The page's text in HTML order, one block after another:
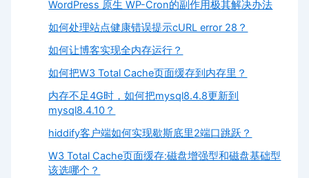
WordPress 原生 WP-Cron的副作用极其解决办法
如何处理站点健康错误提示cURL error 28？
如何让博客实现全内存运行？
如何把W3 Total Cache页面缓存到内存里？
内存不足4G时，如何把mysql8.4.8更新到
mysql8.4.10？
hiddify客户端如何实现歇斯底里2端口跳跃？
W3 Total Cache页面缓存:磁盘增强型和磁盘基础型
该选哪个？